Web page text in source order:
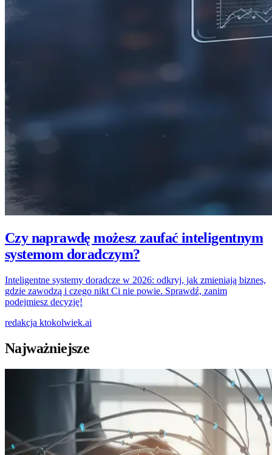
Czy naprawdę możesz zaufać inteligentnym
systemom doradczym?
Inteligentne systemy doradcze w 2026: odkryj, jak zmieniają biznes,
gdzie zawodzą i czego nikt Ci nie powie. Sprawdź, zanim
podejmiesz decyzję!
redakcja ktokolwiek.ai
Najważniejsze